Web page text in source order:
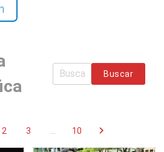
Buscar
2 3 10 chevron_right